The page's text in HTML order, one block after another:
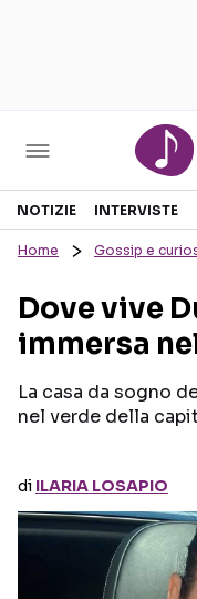
Sezioni
RECENSIONI
INTERVISTE
GOSSIP E
NOTIZIE INTERVISTE
Home Gossip e
Dove vive
immersa
La casa da sogno
nel verde della
di ILARIA LOSAPIO